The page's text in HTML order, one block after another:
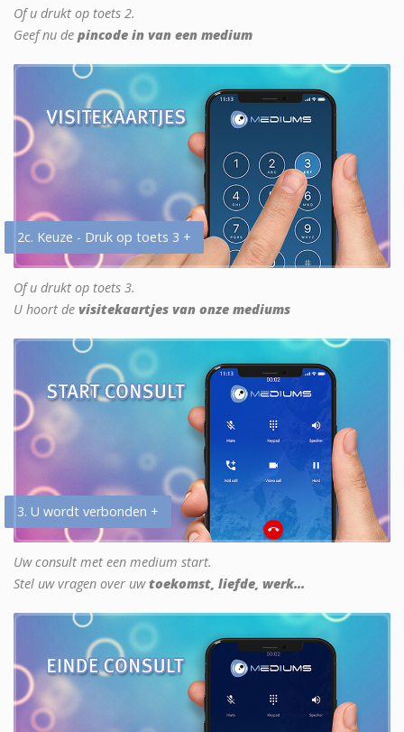
Of u drukt op toets 2.
Geef nu de pincode in van een medium
2c. Keuze - Druk op toets 3 +
Of u drukt op toets 3.
U hoort de visitekaartjes van onze mediums
3. U wordt verbonden +
Uw consult met een medium start.
Stel uw vragen over uwtoekomst, liefde, werk...